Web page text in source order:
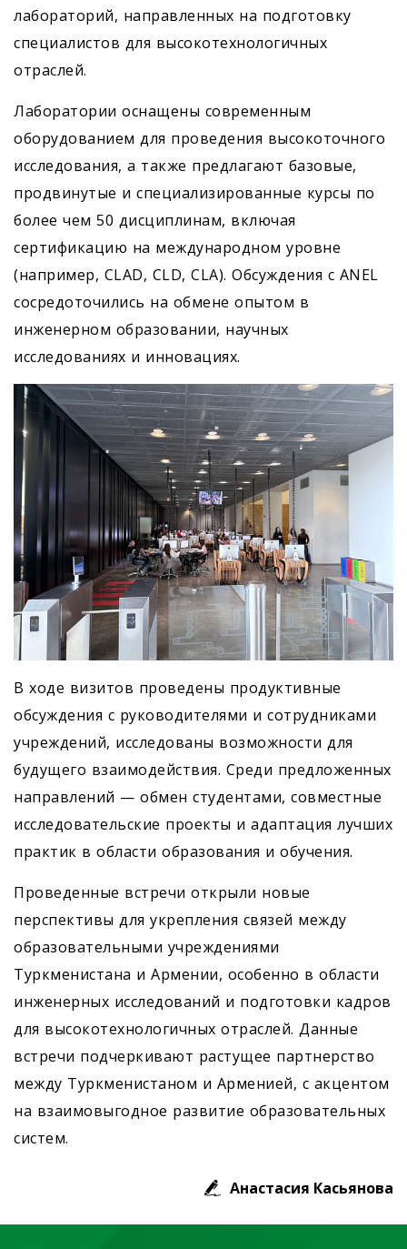
лабораторий, направленных на подготовку
специалистов для высокотехнологичных
отраслей.
Лаборатории оснащены современным
оборудованием для проведения высокоточного
исследования, а также предлагают базовые,
продвинутые и специализированные курсы по
более чем 50 дисциплинам, включая
сертификацию на международном уровне
(например, CLAD, CLD, CLA). Обсуждения с ANEL
сосредоточились на обмене опытом в
инженерном образовании, научных
исследованиях и инновациях.
В ходе визитов проведены продуктивные
обсуждения с руководителями и сотрудниками
учреждений, исследованы возможности для
будущего взаимодействия. Среди предложенных
направлений — обмен студентами, совместные
исследовательские проекты и адаптация лучших
практик в области образования и обучения.
Проведенные встречи открыли новые
перспективы для укрепления связей между
образовательными учреждениями
Туркменистана и Армении, особенно в области
инженерных исследований и подготовки кадров
для высокотехнологичных отраслей. Данные
встречи подчеркивают растущее партнерство
между Туркменистаном и Арменией, с акцентом
на взаимовыгодное развитие образовательных
систем.
Анастасия Касьянова